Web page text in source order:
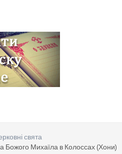
свята
Божого Михаїла в Колоссах (Хони)